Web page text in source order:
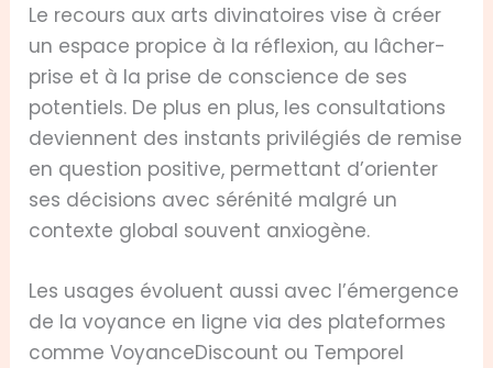
Le recours aux arts divinatoires vise à créer
un espace propice à la réflexion, au lâcher-
prise et à la prise de conscience de ses
potentiels. De plus en plus, les consultations
deviennent des instants privilégiés de remise
en question positive, permettant d’orienter
ses décisions avec sérénité malgré un
contexte global souvent anxiogène.
Les usages évoluent aussi avec l’émergence
de la voyance en ligne via des plateformes
comme VoyanceDiscount ou Temporel